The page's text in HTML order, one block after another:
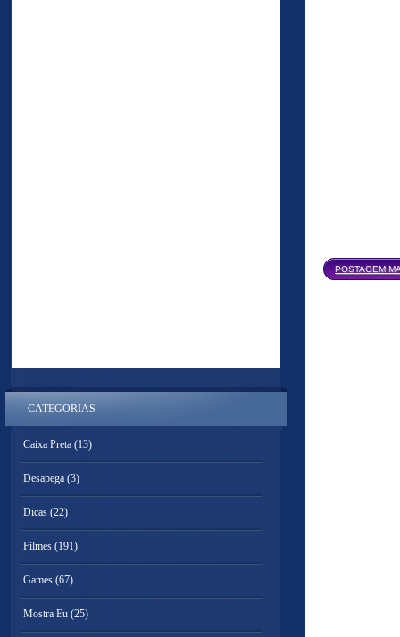
POSTAGEM
CATEGORIAS
Caixa Preta (13)
Desapega (3)
Dicas (22)
Filmes (191)
Games (67)
Mostra Eu (25)